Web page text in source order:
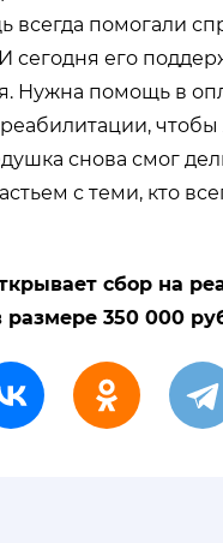
всегда помогали
сегодня его
Нужна помощь в
снова смог
с теми, кто
сбор на
размере 350 000